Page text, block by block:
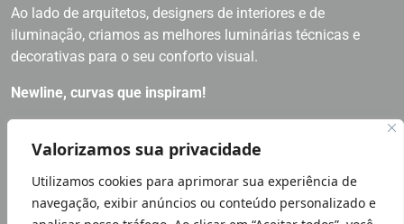
Valorizamos sua privacidade
Utilizamos cookies para aprimorar sua experiência de
navegação, exibir anúncios ou conteúdo personalizado e
Ao lado de arquitetos, designers de interiores e de
iluminação, criamos as melhores luminárias técnicas e
decorativas para o seu conforto visual.
Newline, curvas que inspiram!
LGPD LEI GERAL PROTEÇÃO DE DADOS | NÓS NOS IMPORTAMOS